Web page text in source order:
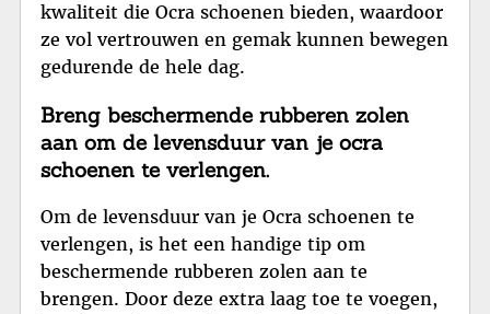
kwaliteit die Ocra schoenen bieden, waardoor
ze vol vertrouwen en gemak kunnen bewegen
gedurende de hele dag.
Breng beschermende rubberen zolen
aan om de levensduur van je ocra
schoenen te verlengen.
Om de levensduur van je Ocra schoenen te
verlengen, is het een handige tip om
beschermende rubberen zolen aan te
brengen. Door deze extra laag toe te voegen,